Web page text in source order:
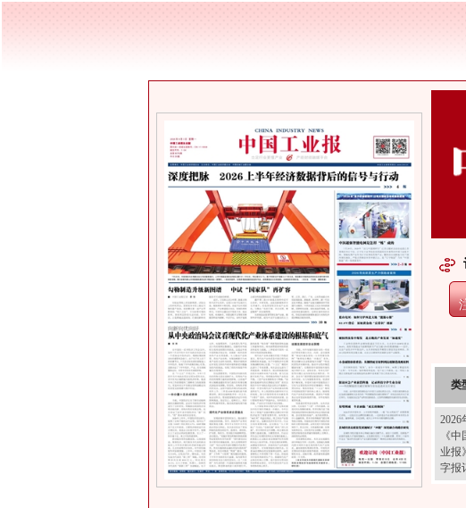
类
2026
《
业报
字报